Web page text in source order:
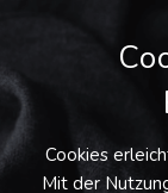
Cookies
Mit der